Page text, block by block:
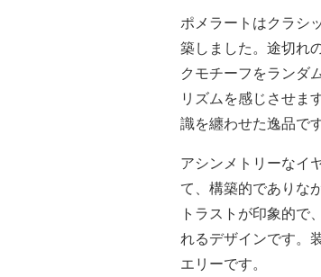
ポメラートはクラシ
築しました。途切れ
クモチーフをランダ
リズムを感じさせま
識を纏わせた逸品です
アシンメトリーなイ
て、構築的でありな
トラストが印象的で
れるデザインです。
エリーです。